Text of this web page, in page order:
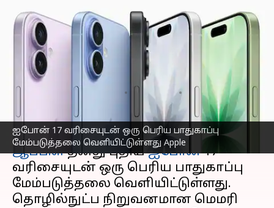
ஐபோன் 17 வரிசையுடன் ஒரு பெரிய பாதுகாப்பு
மேம்படுத்தலை வெளியிட்டுள்ளது Apple
ஆப்பிளின் புதிய
ஐபோன்கள் ஸ்பைவேர்
தாக்குதல்களை
தானாகவே தடுக்கின்றன
Sep 10, 2025 12:58 pm
செய்தி முன்னோட்டம்
ஆப்பிள்தனது புதியஐபோன்17
வரிசையுடன் ஒரு பெரிய பாதுகாப்பு
மேம்படுத்தலை வெளியிட்டுள்ளது.
தொழில்நுட்ப நிறுவனமான மெமரி